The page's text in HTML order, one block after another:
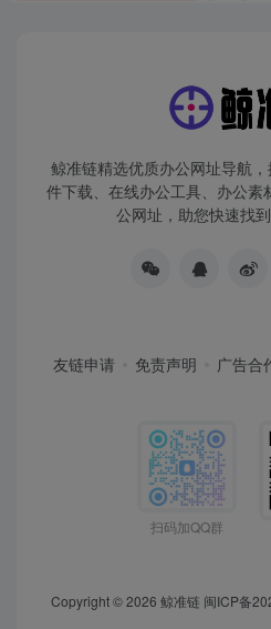
鲸准链精选优质办公网址导航
件下载、在线办公工具、办公
公网址，助您快速找到
友链申请 免责声明 广告合
扫码加QQ群
Copyright © 2026 鲸准链 闽ICP备